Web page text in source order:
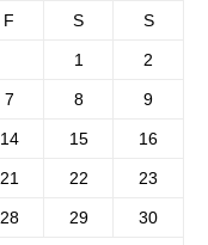
F S S
1 2
7 8 9
14 15 16
21 22 23
28 29 30